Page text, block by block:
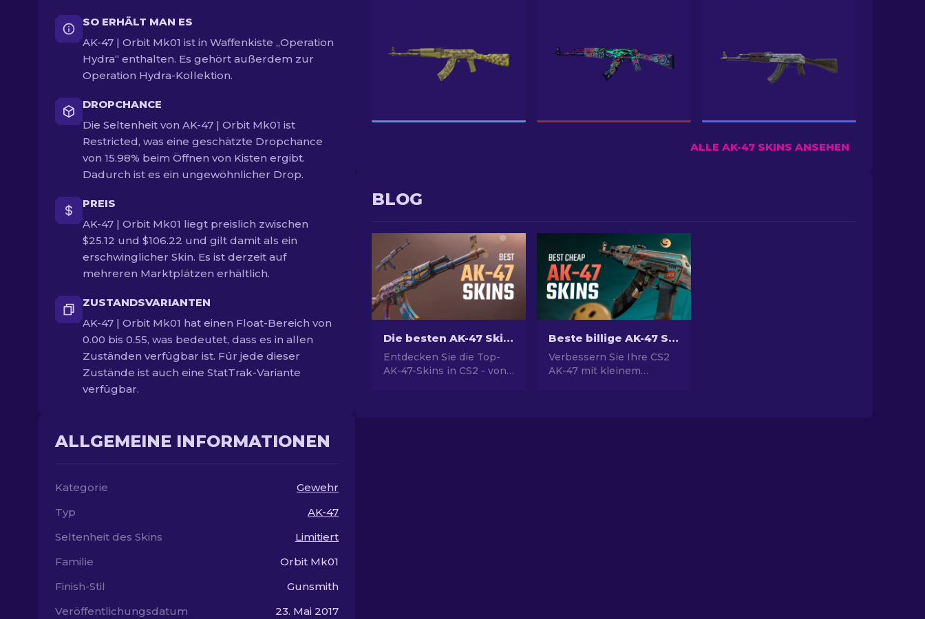
SO ERHÄLT MAN ES
AK-47 | Orbit Mk01 ist in Waffenkiste „Operation
Hydra“ enthalten. Es gehört außerdem zur
Operation Hydra-Kollektion.
DROPCHANCE
Die Seltenheit von AK-47 | Orbit Mk01 ist
Restricted, was eine geschätzte Dropchance
von 15.98% beim Öffnen von Kisten ergibt.
Dadurch ist es ein ungewöhnlicher Drop.
PREIS
AK-47 | Orbit Mk01 liegt preislich zwischen
$25.12 und $106.22 und gilt damit als ein
erschwinglicher Skin. Es ist derzeit auf
mehreren Marktplätzen erhältlich.
ZUSTANDSVARIANTEN
AK-47 | Orbit Mk01 hat einen Float-Bereich von
0.00 bis 0.55, was bedeutet, dass es in allen
Zuständen verfügbar ist. Für jede dieser
Zustände ist auch eine StatTrak-Variante
verfügbar.
ALLGEMEINE INFORMATIONEN
Kategorie
Gewehr
Typ
AK-47
Seltenheit des Skins
Limitiert
Familie
Orbit Mk01
Finish-Stil
Gunsmith
Veröffentlichungsdatum
23. Mai 2017
ALLE AK-47 SKINS ANSEHEN
BLOG
Die besten AK-47 Skins in CS2: Von günstig zu teuer
Entdecken Sie die Top-
AK-47-Skins in CS2 - von
Beste billige AK-47 Skins in CS2 unter 10 Dollar
Verbessern Sie Ihre CS2
AK-47 mit kleinem